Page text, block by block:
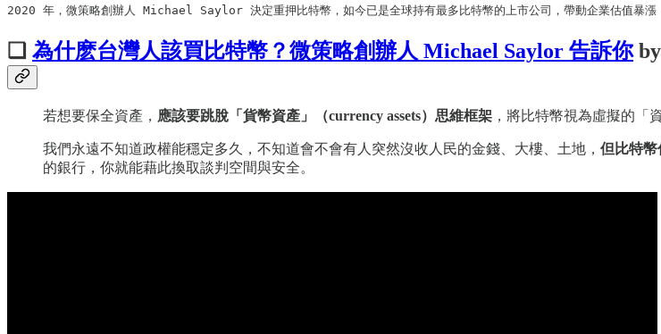
2020 年，微策略創辦人 Michael Saylor 決定重押比特幣，如今已是全球持有最多比特幣的上市公司，帶動企業估值暴漲
❏ 為什麽台灣人該買比特幣？微策略創辦人 Michael Saylor 告訴你
若想要保全資產， 應該要跳脫「貨幣資產」（currency assets）思維框架 ，將比特幣視為虛擬的「
我們永遠不知道政權能穩定多久，不知道會不會有人突然沒收人民的金錢、大樓、土地， 但比特幣
的銀行，你就能藉此換取談判空間與安全。